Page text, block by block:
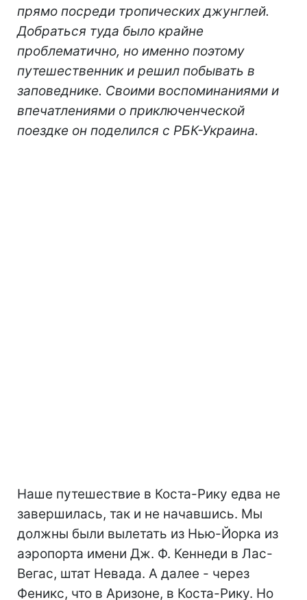
прямо посреди тропических джунглей.
Добраться туда было крайне
проблематично, но именно поэтому
путешественник и решил побывать в
заповеднике. Своими воспоминаниями и
впечатлениями о приключенческой
поездке он поделился с РБК-Украина.
Наше путешествие в Коста-Рику едва не
завершилась, так и не начавшись. Мы
должны были вылетать из Нью-Йорка из
аэропорта имени Дж. Ф. Кеннеди в Лас-
Вегас, штат Невада. А далее - через
Феникс, что в Аризоне, в Коста-Рику. Но